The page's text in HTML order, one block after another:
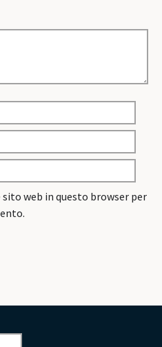
web in questo browser per